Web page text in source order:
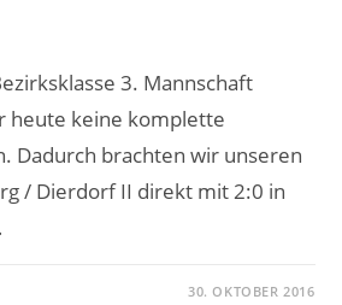
3. Mannschaft
heute keine komplette
Dadurch brachten wir unseren
/ Dierdorf II direkt mit 2:0 in
30. OKTOBER 2016